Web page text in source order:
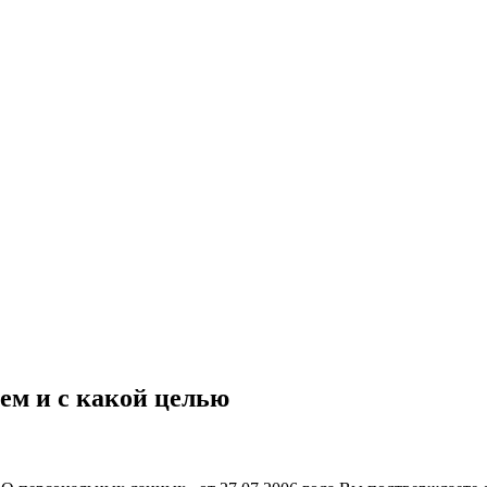
и с какой целью